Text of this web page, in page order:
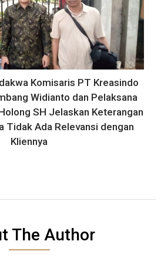
Komisaris PT Kreasindo
Widianto dan Pelaksana
SH Jelaskan Keterangan
Tidak Ada Relevansi dengan
Kliennya
The Author